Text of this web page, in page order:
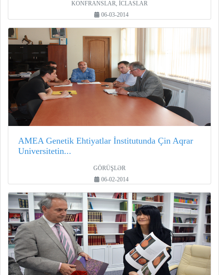
KONFRANSLAR, İCLASLAR
06-03-2014
AMEA Genetik Ehtiyatlar İnstitutunda Çin Aqrar
Universitetin...
GÖRÜŞLƏR
06-02-2014